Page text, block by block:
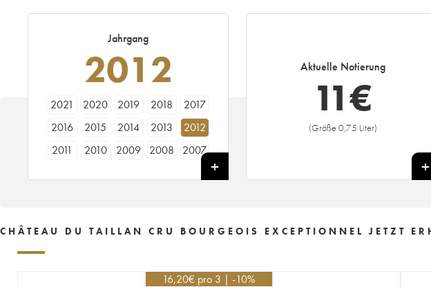
Jahrgang
2012
2021 2020 2019 2018
2017
2016
2015 2014 2013
2012
2011
2010 2009 2008
2007
Aktuelle Notierung
11€
(Größe 0,75 Liter)
+
CHÂTEAU DU TAILLAN CRU BOURGEOIS EXCEPTIONNEL JETZT
16,20€ pro 3 | -10%